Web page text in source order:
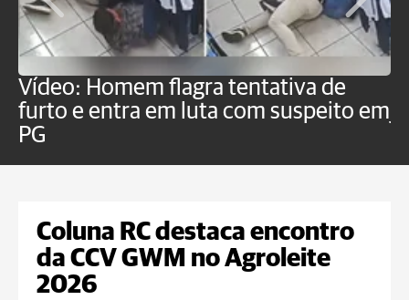
Vídeo: Homem flagra tentativa de
furto e entra em luta com suspeito em
PG
Coluna RC destaca encontro
da CCV GWM no Agroleite
2026